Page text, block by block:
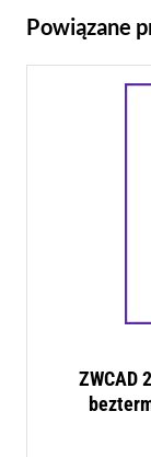
Powiązane
ZWCAD